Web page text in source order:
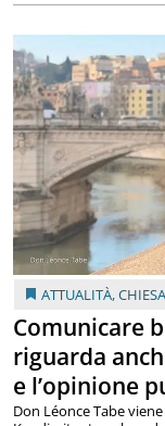
ATTUALITÀ,CHIESA
Comunicare
riguarda
e l’opinione
Don Léonce Tabe